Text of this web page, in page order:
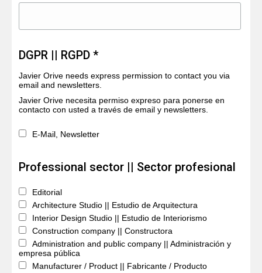
DGPR || RGPD *
Javier Orive needs express permission to contact you via
email and newsletters.
Javier Orive necesita permiso expreso para ponerse en
contacto con usted a través de email y newsletters.
E-Mail, Newsletter
Professional sector || Sector profesional
Editorial
Architecture Studio || Estudio de Arquitectura
Interior Design Studio || Estudio de Interiorismo
Construction company || Constructora
Administration and public company || Administración y
empresa pública
Manufacturer / Product || Fabricante / Producto